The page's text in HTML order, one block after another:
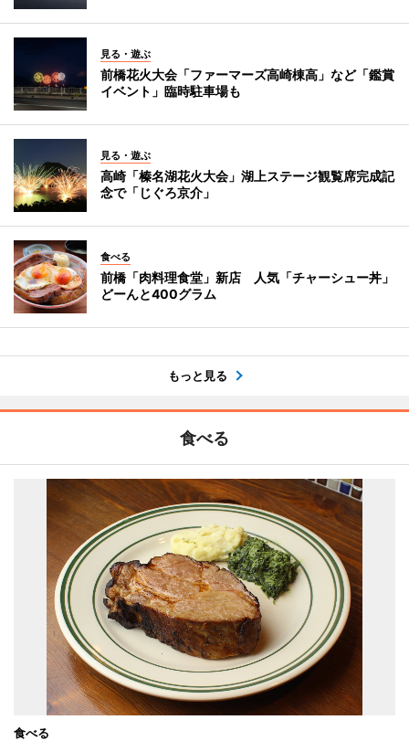
見る・遊ぶ
前橋花火大会「ファーマーズ高崎棟高」など「鑑賞
イベント」臨時駐車場も
見る・遊ぶ
高崎「榛名湖花火大会」湖上ステージ観覧席完成記
念で「じぐろ京介」
食べる
前橋「肉料理食堂」新店 人気「チャーシュー丼」
どーんと400グラム
もっと見る
食べる
食べる